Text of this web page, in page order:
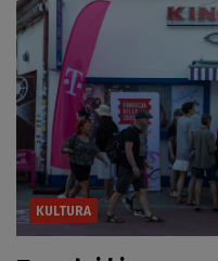
KULTURA